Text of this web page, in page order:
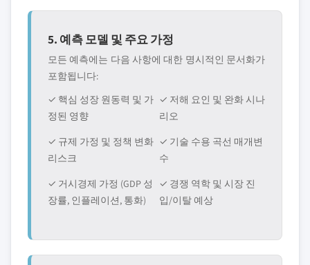
5. 예측 모델 및 주요 가정
모든 예측에는 다음 사항에 대한 명시적인 문서화가
포함됩니다:
✓ 핵심 성장 원동력 및 가
정된 영향
✓ 저해 요인 및 완화 시나
리오
✓ 규제 가정 및 정책 변화
리스크
✓ 기술 수용 곡선 매개변
수
✓ 거시경제 가정 (GDP 성
장률, 인플레이션, 통화)
✓ 경쟁 역학 및 시장 진
입/이탈 예상